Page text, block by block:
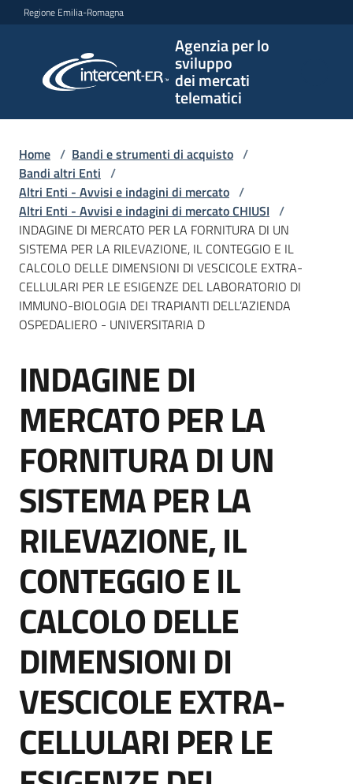
Vai al contenuto
Vai alla navigazione
Vai al footer
Regione Emilia-Romagna
Agenzia per lo
sviluppo
dei mercati
telematici
per lo
sviluppo
telematici
L'Agenzia
Bandi
e
strumenti
acquisto
Supporto
Piattaforme
telematiche
English
site
Seguici
su
Home / Bandi e strumenti di acquisto /
Bandi altri Enti /
Altri Enti - Avvisi e indagini di mercato /
Altri Enti - Avvisi e indagini di mercato CHIUSI /
INDAGINE DI MERCATO PER LA FORNITURA DI UN
SISTEMA PER LA RILEVAZIONE, IL CONTEGGIO E IL
CALCOLO DELLE DIMENSIONI DI VESCICOLE EXTRA-
CELLULARI PER LE ESIGENZE DEL LABORATORIO DI
IMMUNO-BIOLOGIA DEI TRAPIANTI DELL’AZIENDA
OSPEDALIERO - UNIVERSITARIA D
Salta al contenuto
INDAGINE DI
MERCATO PER LA
FORNITURA DI UN
SISTEMA PER LA
RILEVAZIONE, IL
CONTEGGIO E IL
CALCOLO DELLE
DIMENSIONI DI
VESCICOLE EXTRA-
CELLULARI PER LE